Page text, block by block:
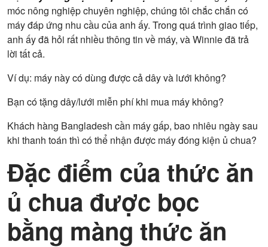
móc nông nghiệp chuyên nghiệp, chúng tôi chắc chắn có
máy đáp ứng nhu cầu của anh ấy. Trong quá trình giao tiếp,
anh ấy đã hỏi rất nhiều thông tin về máy, và Winnie đã trả
lời tất cả.
Ví dụ: máy này có dùng được cả dây và lưới không?
Bạn có tặng dây/lưới miễn phí khi mua máy không?
Khách hàng Bangladesh cần máy gấp, bao nhiêu ngày sau
khi thanh toán thì có thể nhận được máy đóng kiện ủ chua?
Đặc điểm của thức ăn
ủ chua được bọc
bằng màng thức ăn